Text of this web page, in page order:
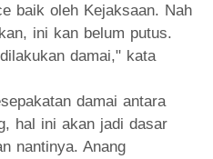
baik oleh Kejaksaan. Nah
ini kan belum putus.
damai," kata
damai antara
hal ini akan jadi dasar
nantinya. Anang